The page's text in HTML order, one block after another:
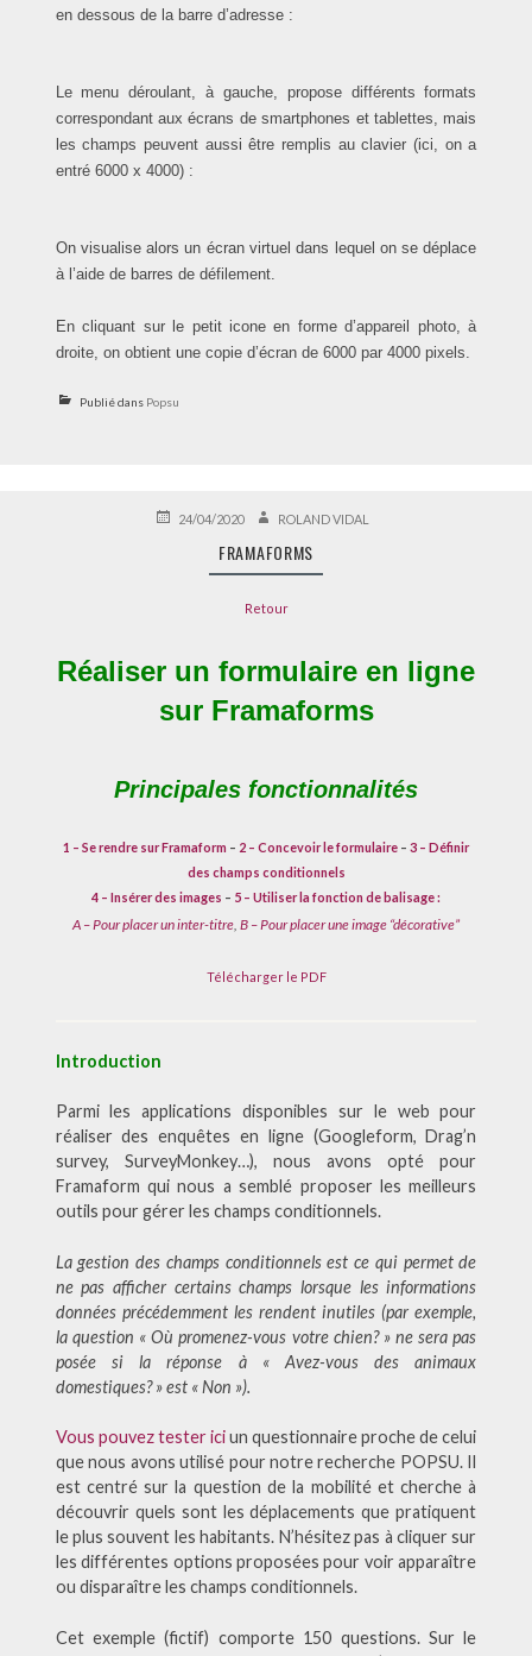
en dessous de la barre d’adresse :
Le menu déroulant, à gauche, propose différents formats
correspondant aux écrans de smartphones et tablettes, mais
les champs peuvent aussi être remplis au clavier (ici, on a
entré 6000 x 4000) :
On visualise alors un écran virtuel dans lequel on se déplace
à l’aide de barres de défilement.
En cliquant sur le petit icone en forme d’appareil photo, à
droite, on obtient une copie d’écran de 6000 par 4000 pixels.
Publié dans Popsu
PUBLIÉ24/04/2020 AUTEURROLAND VIDAL
FRAMAFORMS
Retour
Réaliser un formulaire en ligne
sur Framaforms
Principales fonctionnalités
1 – Se rendre sur Framaform – 2 – Concevoir le formulaire – 3 – Définir
des champs conditionnels
4 – Insérer des images – 5 – Utiliser la fonction de balisage :
A – Pour placer un inter-titre B – Pour placer une image “décorative”
Télécharger le PDF
Introduction
Parmi les applications disponibles sur le web pour
réaliser des enquêtes en ligne (Googleform, Drag’n
survey, SurveyMonkey…), nous avons opté pour
Framaform qui nous a semblé proposer les meilleurs
outils pour gérer les champs conditionnels.
La gestion des champs conditionnels est ce qui permet de
ne pas afficher certains champs lorsque les informations
données précédemment les rendent inutiles (par exemple,
la question « Où promenez-vous votre chien? » ne sera pas
posée si la réponse à « Avez-vous des animaux
domestiques? » est « Non »).
Vous pouvez tester iciun questionnaire proche de celui
que nous avons utilisé pour notre recherche POPSU. Il
est centré sur la question de la mobilité et cherche à
découvrir quels sont les déplacements que pratiquent
le plus souvent les habitants. N’hésitez pas à cliquer sur
les différentes options proposées pour voir apparaître
ou disparaître les champs conditionnels.
Cet exemple (fictif) comporte 150 questions. Sur le